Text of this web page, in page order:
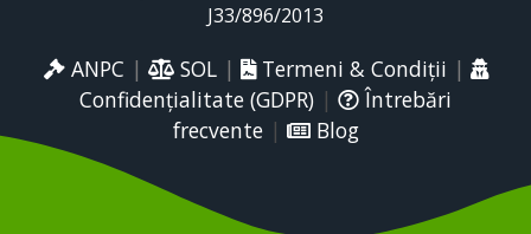
J33/896/2013
ANPC | SOL| Termeni & Condiții |
Confidențialitate (GDPR) |
Întrebări
frecvente| Blog